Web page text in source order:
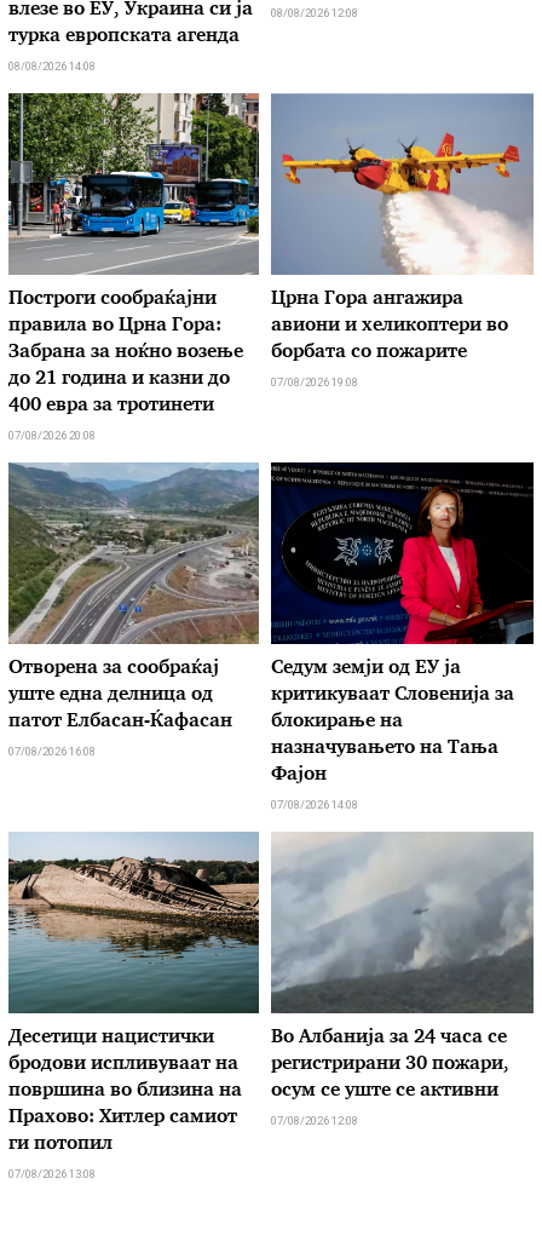
влезе во ЕУ, Украина си ја
турка европската агенда
08/08/2026 14:08
08/08/2026 12:08
Построги сообраќајни
правила во Црна Гора:
Забрана за ноќно возење
до 21 година и казни до
400 евра за тротинети
07/08/2026 20:08
Црна Гора ангажира
авиони и хеликоптери во
борбата со пожарите
07/08/2026 19:08
Отворена за сообраќај
уште една делница од
патот Елбасан-Ќафасан
07/08/2026 16:08
Седум земји од ЕУ ја
критикуваат Словенија за
блокирање на
назначувањето на Тања
Фајон
07/08/2026 14:08
Десетици нацистички
бродови испливуваат на
површина во близина на
Прахово: Хитлер самиот
ги потопил
07/08/2026 13:08
Во Албанија за 24 часа се
регистрирани 30 пожари,
осум се уште се активни
07/08/2026 12:08